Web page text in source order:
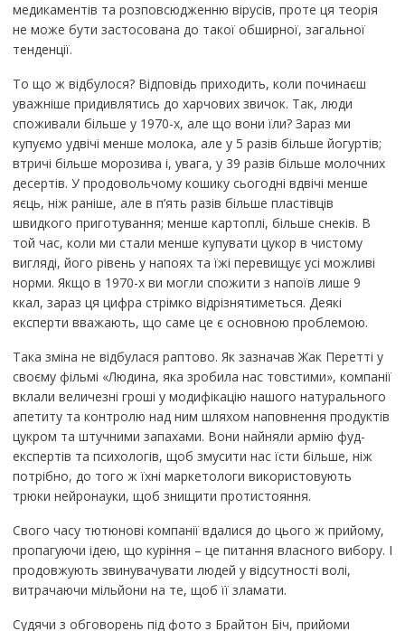
медикаментів та розповсюдженню вірусів, проте ця теорія
не може бути застосована до такої обширної, загальної
тенденції.
То що ж відбулося? Відповідь приходить, коли починаєш
уважніше придивлятись до харчових звичок. Так, люди
споживали більше у 1970-х, але що вони їли? Зараз ми
купуємо удвічі менше молока, але у 5 разів більше йогуртів;
втричі більше морозива і, увага, у 39 разів більше молочних
десертів. У продовольчому кошику сьогодні вдвічі менше
яєць, ніж раніше, але в п’ять разів більше пластівців
швидкого приготування; менше картоплі, більше снеків. В
той час, коли ми стали менше купувати цукор в чистому
вигляді, його рівень у напоях та їжі перевищує усі можливі
норми. Якщо в 1970-х ви могли спожити з напоїв лише 9
ккал, зараз ця цифра стрімко відрізнятиметься. Деякі
експерти вважають, що саме це є основною проблемою.
Така зміна не відбулася раптово. Як зазначав Жак Перетті у
своєму фільмі «Людина, яка зробила нас товстими», компанії
вклали величезні гроші у модифікацію нашого натурального
апетиту та контролю над ним шляхом наповнення продуктів
цукром та штучними запахами. Вони найняли армію фуд-
експертів та психологів, щоб змусити нас їсти більше, ніж
потрібно, до того ж їхні маркетологи використовують
трюки нейронауки, щоб знищити протистояння.
Свого часу тютюнові компанії вдалися до цього ж прийому,
пропагуючи ідею, що куріння – це питання власного вибору. І
продовжують звинувачувати людей у відсутності волі,
витрачаючи мільйони на те, щоб її зламати.
Судячи з обговорень під фото з Брайтон Біч, прийоми